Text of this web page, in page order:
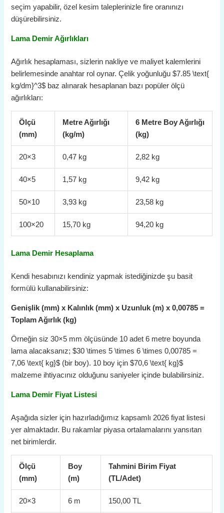
seçim yapabilir, özel kesim taleplerinizle fire oranınızı
düşürebilirsiniz.
Lama Demir Ağırlıkları
Ağırlık hesaplaması, sizlerin nakliye ve maliyet kalemlerini
belirlemesinde anahtar rol oynar. Çelik yoğunluğu$7.85 \text{
kg/dm}^3$ baz alınarak hesaplanan bazı popüler ölçü
ağırlıkları:
Ölçü
(mm)
Metre Ağırlığı
(kg/m)
6 Metre Boy Ağırlığı
(kg)
20×3 0,47 kg 2,82 kg
40×5 1,57 kg 9,42 kg
50×10 3,93 kg 23,58 kg
100×20 15,70 kg 94,20 kg
Lama Demir Hesaplama
Kendi hesabınızı kendiniz yapmak istediğinizde şu basit
formülü kullanabilirsiniz:
Genişlik (mm) x Kalınlık (mm) x Uzunluk (m) x 0,00785 =
Toplam Ağırlık (kg)
Örneğin siz 30×5 mm ölçüsünde 10 adet 6 metre boyunda
lama alacaksanız;$30 \times 5 \times 6 \times 0,00785 =
7,06 \text{ kg}$ (bir boy). 10 boy için$70,6 \text{ kg}$
malzeme ihtiyacınız olduğunu saniyeler içinde bulabilirsiniz.
Lama Demir Fiyat Listesi
Aşağıda sizler için hazırladığımız kapsamlı 2026 fiyat listesi
yer almaktadır. Bu rakamlar piyasa ortalamalarını yansıtan
net birimlerdir.
Ölçü
(mm)
Boy
(m)
Tahmini Birim Fiyat
(TL/Adet)
20×3 6 m 150,00 TL